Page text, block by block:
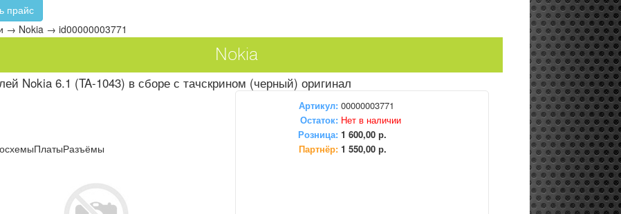
прайс
→ Nokia → id00000003771
ПлатыРазъёмы
Nokia
Nokia 6.1 (TA-1043) в сборе с тачскрином (черный) оригинал
Артикул: 00000003771
Остаток: Нет в наличии
Розница: 1 600,00 р.
Партнёр: 1 550,00 р.